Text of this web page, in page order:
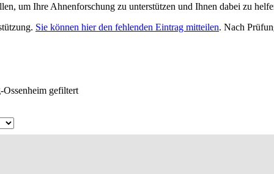
um Ihre Ahnenforschung zu unterstützen und Ihnen dabei zu
Sie können hier den fehlenden Eintrag mitteilen. Nach
gefiltert